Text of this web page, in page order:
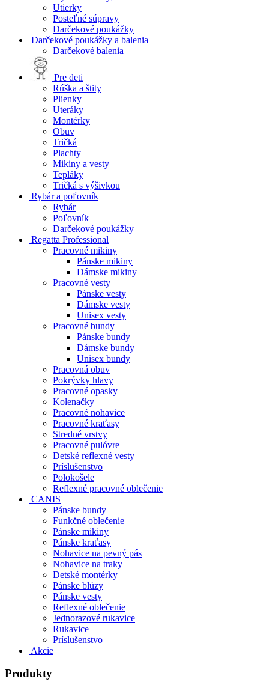
Utierky
Posteľné súpravy
Darčekové poukážky
Darčekové poukážky a balenia
Darčekové balenia
Pre deti
Rúška a štity
Plienky
Uteráky
Montérky
Obuv
Tričká
Plachty
Mikiny a vesty
Tepláky
Tričká s výšivkou
Rybár a poľovník
Rybár
Poľovník
Darčekové poukážky
Regatta Professional
Pracovné mikiny
Pánske mikiny
Dámske mikiny
Pracovné vesty
Pánske vesty
Dámske vesty
Unisex vesty
Pracovné bundy
Pánske bundy
Dámske bundy
Unisex bundy
Pracovná obuv
Pokrývky hlavy
Pracovné opasky
Kolenačky
Pracovné nohavice
Pracovné kraťasy
Stredné vrstvy
Pracovné pulóvre
Detské reflexné vesty
Príslušenstvo
Polokošele
Reflexné pracovné oblečenie
CANIS
Pánske bundy
Funkčné oblečenie
Pánske mikiny
Pánske kraťasy
Nohavice na pevný pás
Nohavice na traky
Detské montérky
Pánske blúzy
Pánske vesty
Reflexné oblečenie
Jednorazové rukavice
Rukavice
Príslušenstvo
Akcie
Produkty